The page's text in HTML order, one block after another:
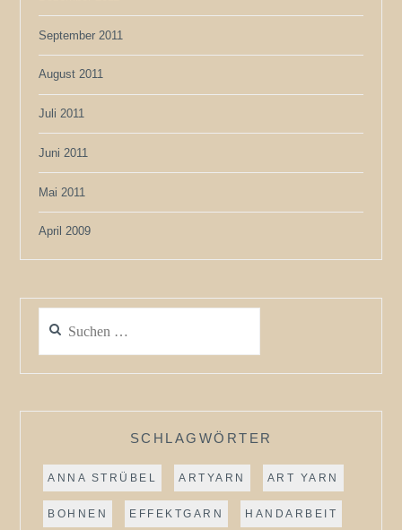
September 2011
August 2011
Juli 2011
Juni 2011
Mai 2011
April 2009
nach:
SCHLAGWÖRTER
ANNA STRÜBEL ARTYARN ART YARN
BOHNEN EFFEKTGARN HANDARBEIT